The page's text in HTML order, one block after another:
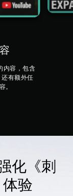
内容，包含
还有额外任
。
化《刺
验